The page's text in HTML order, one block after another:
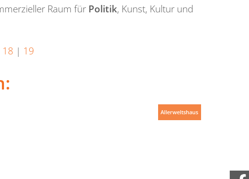
Raum für Politik, Kunst, Kultur und
18 | 19
Allerweltshaus